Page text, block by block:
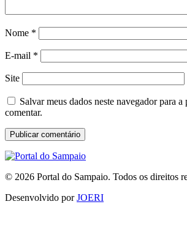
Nome *
E-mail *
Site
Salvar meus dados neste navegador para
comentar.
© 2026 Portal do Sampaio. Todos os direitos
Desenvolvido porJOERI